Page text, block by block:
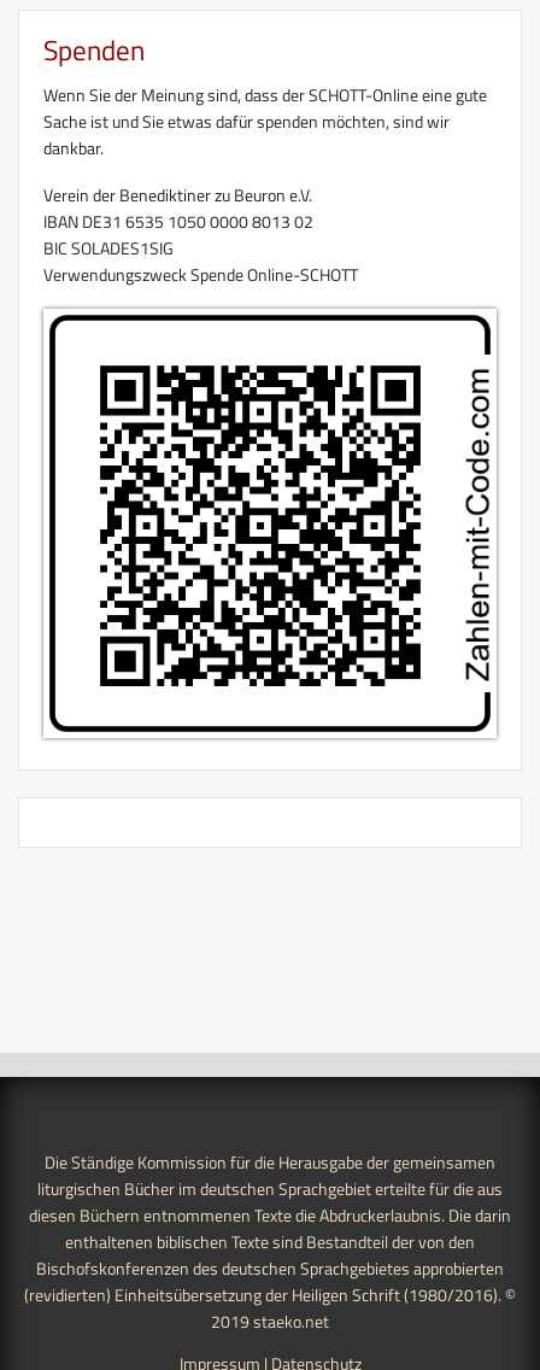
Spenden
Wenn Sie der Meinung sind, dass der SCHOTT-Online eine gute
Sache ist und Sie etwas dafür spenden möchten, sind wir
dankbar.
Verein der Benediktiner zu Beuron e.V.
IBAN DE31 6535 1050 0000 8013 02
BIC SOLADES1SIG
Verwendungszweck Spende Online-SCHOTT
Die Ständige Kommission für die Herausgabe der gemeinsamen
liturgischen Bücher im deutschen Sprachgebiet erteilte für die aus
diesen Büchern entnommenen Texte die Abdruckerlaubnis. Die darin
enthaltenen biblischen Texte sind Bestandteil der von den
Bischofskonferenzen des deutschen Sprachgebietes approbierten
(revidierten) Einheitsübersetzung der Heiligen Schrift (1980/2016). ©
2019staeko.net
Impressum | Datenschutz